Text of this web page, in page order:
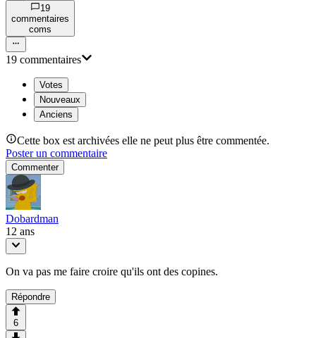
19
commentaires
coms
19 commentaires
Votes
Nouveaux
Anciens
Cette box est archivées elle ne peut plus être commentée.
Poster un commentaire
Commenter
Dobardman
12 ans
On va pas me faire croire qu'ils ont des copines.
Répondre
6